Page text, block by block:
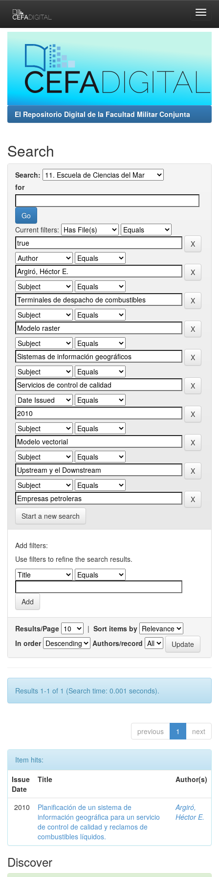
navigation
El Repositorio Digital de la Facultad Militar Conjunta
Search
Search:
for
Current filters:
Start a new search
Add filters:
Use filters to refine the search results.
Results/Page | Sort items by
In order
Authors/record
Results 1-1 of 1 (Search time: 0.001 seconds).
previous 1 next
Item hits:
Issue
Date
Title Author(s)
2010
Planificación de un sistema de
información geográfica para un servicio
de control de calidad y reclamos de
combustibles líquidos.
Argiró,
Héctor E.
Discover